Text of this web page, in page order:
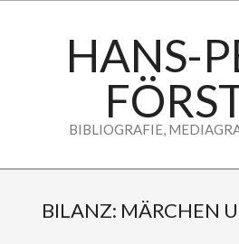
HANS-
BIBLIOGRAFIE,
NavigationBILANZ: MÄRCHEN